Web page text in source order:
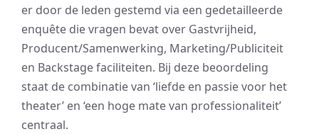
er door de leden gestemd via een gedetailleerde
enquête die vragen bevat over Gastvrijheid,
Producent/Samenwerking, Marketing/Publiciteit
en Backstage faciliteiten. Bij deze beoordeling
staat de combinatie van ‘liefde en passie voor het
theater’ en ‘een hoge mate van professionaliteit’
centraal.